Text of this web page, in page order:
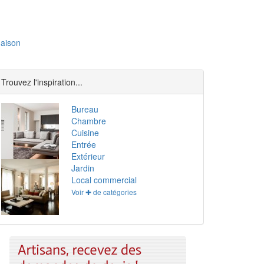
Trouvez l'inspiration...
Bureau
Chambre
Cuisine
Entrée
Extérieur
Jardin
Local commercial
Voir ✚ de catégories